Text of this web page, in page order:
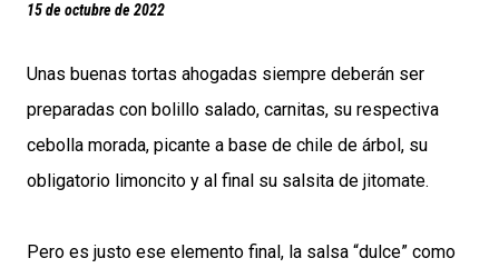
15 de octubre de 2022
Unas buenas tortas ahogadas siempre deberán ser
preparadas con bolillo salado, carnitas, su respectiva
cebolla morada, picante a base de chile de árbol, su
obligatorio limoncito y al final su salsita de jitomate.
Pero es justo ese elemento final, la salsa “dulce” como